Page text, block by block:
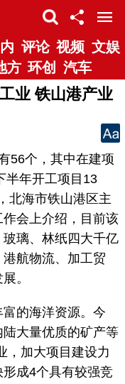
评论 视频 文娱
方 环创 汽车
业 铁山港产业
个，其中在建项
半年开工项目13
北海市铁山港区主
会上介绍，目前该
璃、林纸四大千亿
航物流、加工贸
。
的海洋资源。今
大量优质的矿产等
，加大项目建设力
成4个具有较强竞